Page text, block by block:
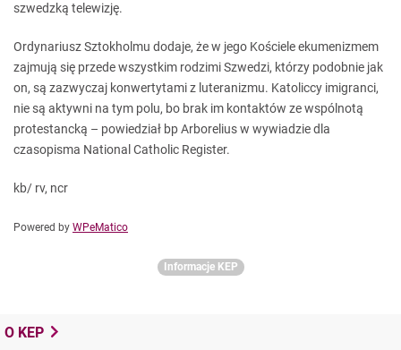
szwedzką telewizję.
Ordynariusz Sztokholmu dodaje, że w jego Kościele ekumenizmem
zajmują się przede wszystkim rodzimi Szwedzi, którzy podobnie jak
on, są zazwyczaj konwertytami z luteranizmu. Katoliccy imigranci,
nie są aktywni na tym polu, bo brak im kontaktów ze wspólnotą
protestancką – powiedział bp Arborelius w wywiadzie dla
czasopisma National Catholic Register.
kb/ rv, ncr
Powered by WPeMatico
Informacje KEP
O KEP